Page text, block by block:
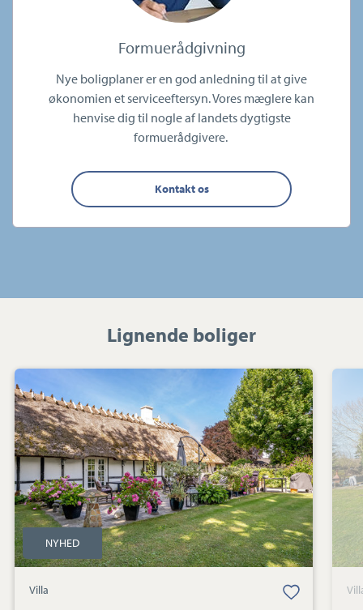
Formuerådgivning
Nye boligplaner er en god anledning til at give
økonomien et serviceeftersyn. Vores mæglere kan
henvise dig til nogle af landets dygtigste
formuerådgivere.
Kontakt os
Lignende boliger
Vindeby,
4913
Horslunde
NYHED
Villa